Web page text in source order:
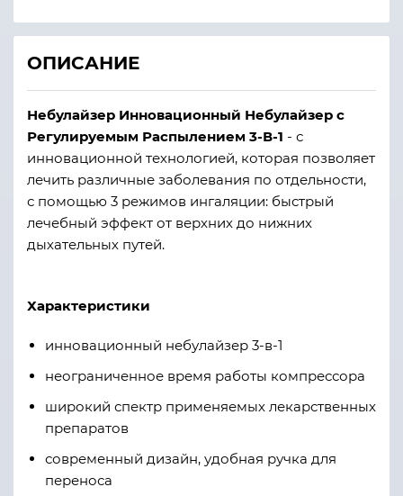
ОПИСАНИЕ
Небулайзер Инновационный Небулайзер с
Регулируемым Распылением 3-В-1 - с
инновационной технологией, которая позволяет
лечить различные заболевания по отдельности,
с помощью 3 режимов ингаляции: быстрый
лечебный эффект от верхних до нижних
дыхательных путей.
Характеристики
инновационный небулайзер 3-в-1
неограниченное время работы компрессора
широкий спектр применяемых лекарственных
препаратов
современный дизайн, удобная ручка для
переноса